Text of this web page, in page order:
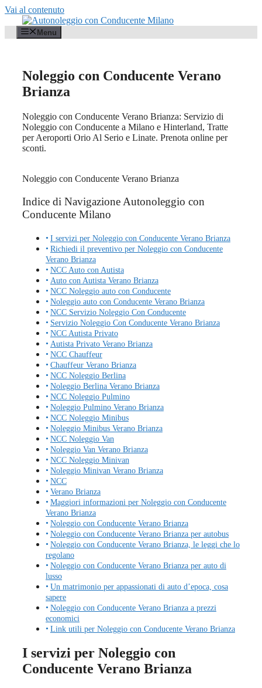
Vai al contenuto
Menu
Noleggio con Conducente Verano
Brianza
Noleggio con Conducente Verano Brianza: Servizio di
Noleggio con Conducente a Milano e Hinterland, Tratte
per Aeroporti Orio Al Serio e Linate. Prenota online per
sconti.
Noleggio con Conducente Verano Brianza
Indice di Navigazione Autonoleggio con
Conducente Milano
I servizi per Noleggio con Conducente Verano Brianza
Richiedi il preventivo per Noleggio con Conducente
Verano Brianza
NCC Auto con Autista
Auto con Autista Verano Brianza
NCC Noleggio auto con Conducente
Noleggio auto con Conducente Verano Brianza
NCC Servizio Noleggio Con Conducente
Servizio Noleggio Con Conducente Verano Brianza
NCC Autista Privato
Autista Privato Verano Brianza
NCC Chauffeur
Chauffeur Verano Brianza
NCC Noleggio Berlina
Noleggio Berlina Verano Brianza
NCC Noleggio Pulmino
Noleggio Pulmino Verano Brianza
NCC Noleggio Minibus
Noleggio Minibus Verano Brianza
NCC Noleggio Van
Noleggio Van Verano Brianza
NCC Noleggio Minivan
Noleggio Minivan Verano Brianza
NCC
Verano Brianza
Maggiori informazioni per Noleggio con Conducente
Verano Brianza
Noleggio con Conducente Verano Brianza
Noleggio con Conducente Verano Brianza per autobus
Noleggio con Conducente Verano Brianza, le leggi che lo
regolano
Noleggio con Conducente Verano Brianza per auto di
lusso
Un matrimonio per appassionati di auto d’epoca, cosa
sapere
Noleggio con Conducente Verano Brianza a prezzi
economici
Link utili per Noleggio con Conducente Verano Brianza
I servizi per Noleggio con
Conducente Verano Brianza